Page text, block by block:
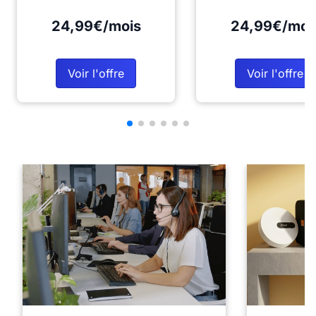
24,99€/mois
Voir l'offre
24,99€/
Voir l'offre